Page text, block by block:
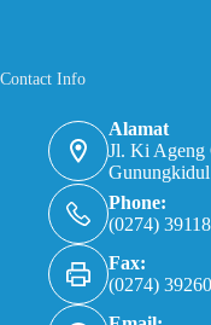
Contact Info
Alamat
Jl. Ki Ageng
Phone:
(0274)
Fax:
(0274)